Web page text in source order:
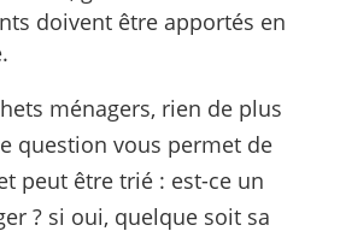
doivent être apportés en
ménagers, rien de plus
question vous permet de
peut être trié : est-ce un
? si oui, quelque soit sa